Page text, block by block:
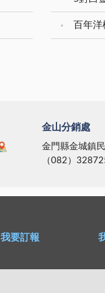
百年
金山分銷處
金門縣金城鎮
（082）
我要訂報